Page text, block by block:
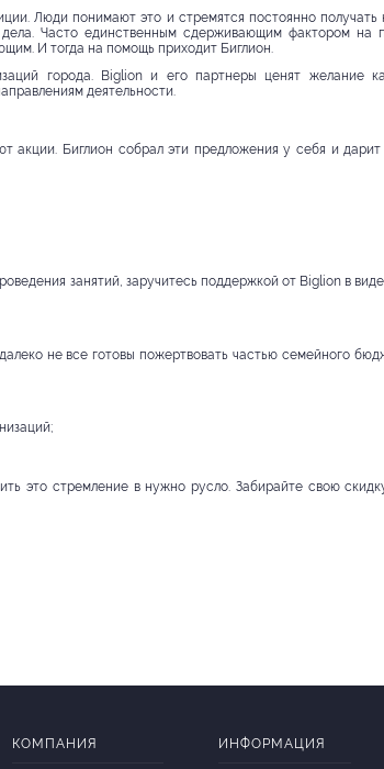
Люди понимают это и стремятся постоянно
Часто единственным сдерживающим фактором на
И тогда на помощь приходит Биглион.
города. Biglion и его партнеры ценят желание
деятельности.
акции. Биглион собрал эти предложения у себя и
занятий, заручитесь поддержкой от Biglion в
не все готовы пожертвовать частью семейного
это стремление в нужно русло. Забирайте свою
КОМПАНИЯ ИНФОРМАЦИЯ